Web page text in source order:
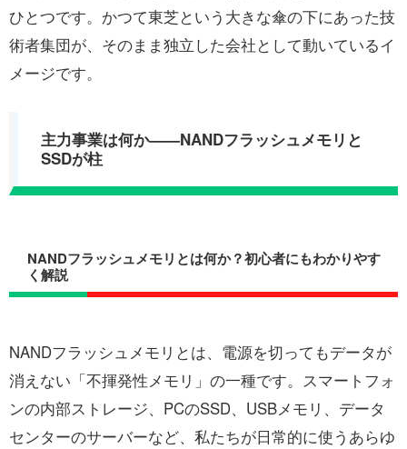
ひとつです。かつて東芝という大きな傘の下にあった技
術者集団が、そのまま独立した会社として動いているイ
メージです。
主力事業は何か——NANDフラッシュメモリと
SSDが柱
NANDフラッシュメモリとは何か？初心者にもわかりやす
く解説
NANDフラッシュメモリとは、電源を切ってもデータが
消えない「不揮発性メモリ」の一種です。スマートフォ
ンの内部ストレージ、PCのSSD、USBメモリ、データ
センターのサーバーなど、私たちが日常的に使うあらゆ